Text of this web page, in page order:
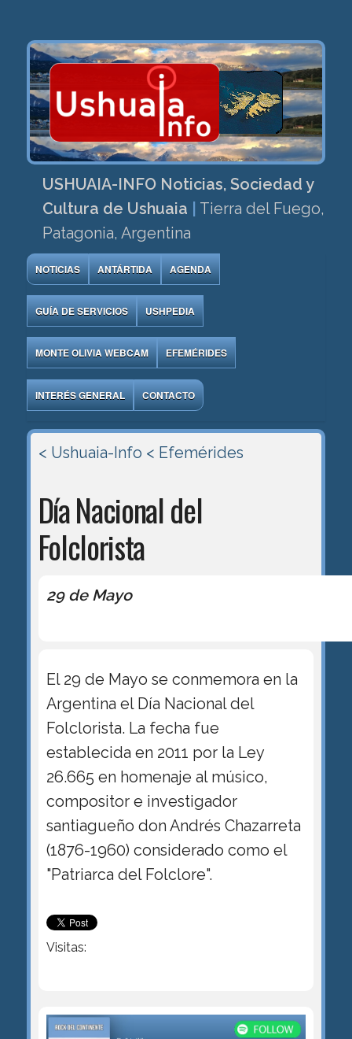
USHUAIA-INFO Noticias, Sociedad y
Cultura de Ushuaia
Tierra del Fuego,
Patagonia, Argentina
NOTICIAS ANTÁRTIDA AGENDA
GUÍA DE SERVICIOS USHPEDIA
MONTE OLIVIA WEBCAM EFEMÉRIDES
INTERÉS GENERAL CONTACTO
< Ushuaia-Info < Efemérides
Día Nacional del
Folclorista
29 de Mayo
El 29 de Mayo se conmemora en la
Argentina el Día Nacional del
Folclorista. La fecha fue
establecida en 2011 por la Ley
26.665 en homenaje al músico,
compositor e investigador
santiagueño don Andrés Chazarreta
(1876-1960) considerado como el
"Patriarca del Folclore".
Visitas: